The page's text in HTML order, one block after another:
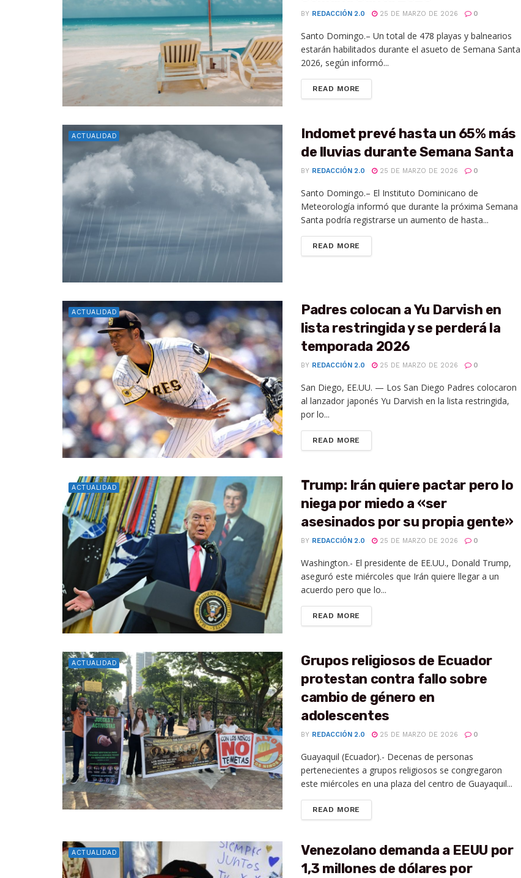
BY REDACCIÓN 2.0 25 DE MARZO DE 2026 0
Santo Domingo.– Un total de 478 playas y balnearios
estarán habilitados durante el asueto de Semana Santa
2026, según informó...
READ MORE
ACTUALIDAD
Indomet prevé hasta un 65% más
de lluvias durante Semana Santa
BY REDACCIÓN 2.0 25 DE MARZO DE 2026 0
Santo Domingo.– El Instituto Dominicano de
Meteorología informó que durante la próxima Semana
Santa podría registrarse un aumento de hasta...
READ MORE
ACTUALIDAD
Padres colocan a Yu Darvish en
lista restringida y se perderá la
temporada 2026
BY REDACCIÓN 2.0 25 DE MARZO DE 2026 0
San Diego, EE.UU. — Los San Diego Padres colocaron
al lanzador japonés Yu Darvish en la lista restringida,
por lo...
READ MORE
ACTUALIDAD
Trump: Irán quiere pactar pero lo
niega por miedo a «ser
asesinados por su propia gente»
BY REDACCIÓN 2.0 25 DE MARZO DE 2026 0
Washington.- El presidente de EE.UU., Donald Trump,
aseguró este miércoles que Irán quiere llegar a un
acuerdo pero que lo...
READ MORE
ACTUALIDAD
Grupos religiosos de Ecuador
protestan contra fallo sobre
cambio de género en
adolescentes
BY REDACCIÓN 2.0 25 DE MARZO DE 2026 0
Guayaquil (Ecuador).- Decenas de personas
pertenecientes a grupos religiosos se congregaron
este miércoles en una plaza del centro de Guayaquil...
READ MORE
ACTUALIDAD
Venezolano demanda a EEUU por
1,3 millones de dólares por